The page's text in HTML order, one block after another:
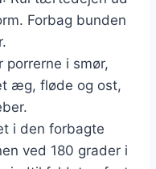
Forbag bunden
porrerne i smør,
æg, fløde og ost,
i den forbagte
ved 180 grader i